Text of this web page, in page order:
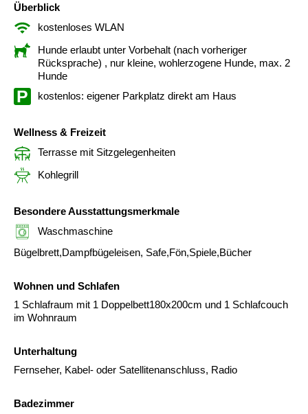
Überblick
kostenloses WLAN
Hunde erlaubt unter Vorbehalt (nach vorheriger
Rücksprache) , nur kleine, wohlerzogene Hunde, max. 2
Hunde
kostenlos: eigener Parkplatz direkt am Haus
Wellness & Freizeit
Terrasse mit Sitzgelegenheiten
Kohlegrill
Besondere Ausstattungsmerkmale
Waschmaschine
Bügelbrett,Dampfbügeleisen, Safe,Fön,Spiele,Bücher
Wohnen und Schlafen
1 Schlafraum mit 1 Doppelbett180x200cm und 1 Schlafcouch
im Wohnraum
Unterhaltung
Fernseher, Kabel- oder Satellitenanschluss, Radio
Badezimmer